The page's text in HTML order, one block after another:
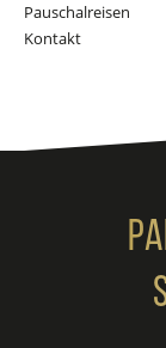
Pauschalreisen
Kontakt